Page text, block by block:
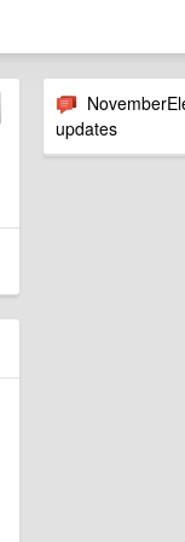
updates